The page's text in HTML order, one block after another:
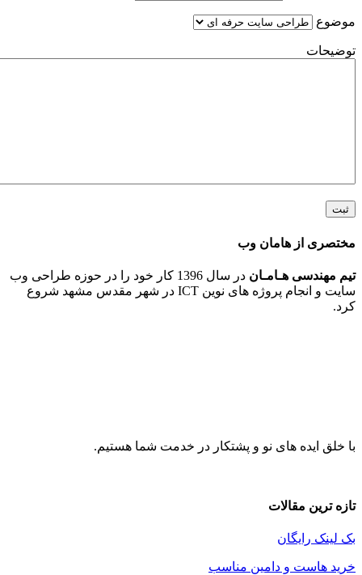
از هامان وب
هـامـان
در سال 1396 کار خود را در حوزه طراحی وب
سایت و انجام پروژه های نوین ICT در شهر مقدس مشهد شروع
های نو و پشتکار در خدمت شما هستیم.
مقالات
رایگان
و دامین مناسب